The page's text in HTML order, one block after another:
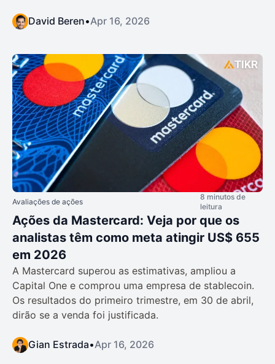
David Beren•Apr 16, 2026
Avaliações de ações
8 minutos de
leitura
Ações da Mastercard: Veja por que os
analistas têm como meta atingir US$ 655
em 2026
A Mastercard superou as estimativas, ampliou a
Capital One e comprou uma empresa de stablecoin.
Os resultados do primeiro trimestre, em 30 de abril,
dirão se a venda foi justificada.
Gian Estrada•Apr 16, 2026